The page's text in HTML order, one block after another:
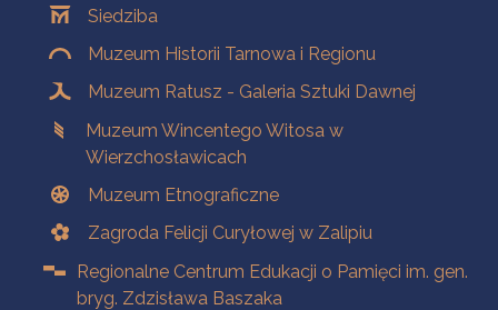
Siedziba
Muzeum Historii Tarnowa i Regionu
Muzeum Ratusz - Galeria Sztuki Dawnej
Muzeum Wincentego Witosa w
Wierzchosławicach
Muzeum Etnograficzne
Zagroda Felicji Curyłowej w Zalipiu
Regionalne Centrum Edukacji o Pamięci im. gen.
bryg. Zdzisława Baszaka